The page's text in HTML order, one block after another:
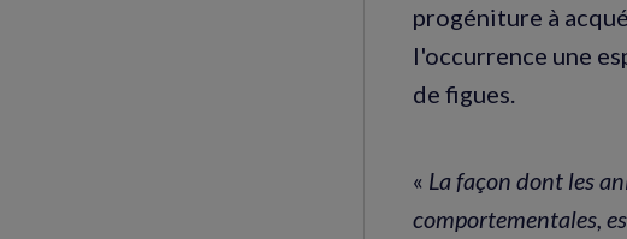
progéniture à
l'occurrence une
de figues.
« La façon dont les
comportementales,